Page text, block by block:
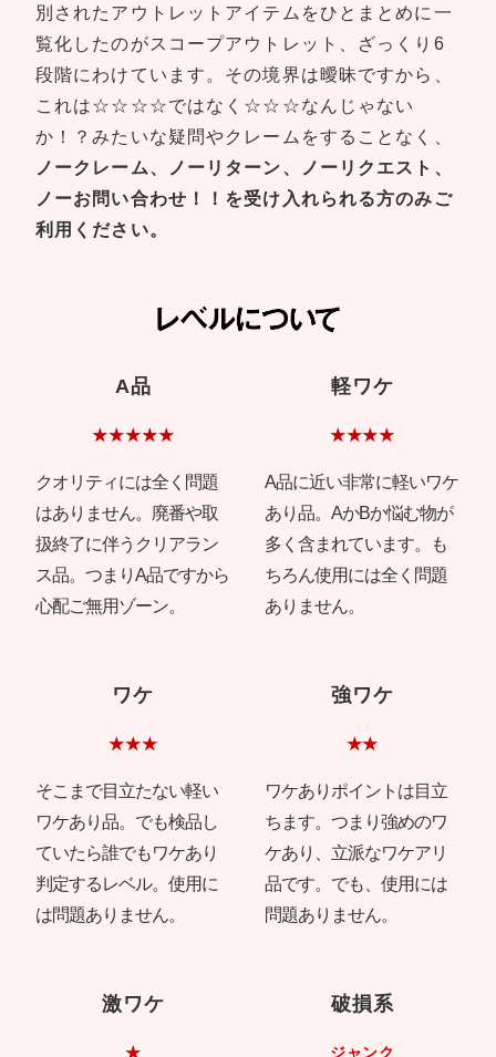
別されたアウトレットアイテムをひとまとめに一
覧化したのがスコープアウトレット、ざっくり6
段階にわけています。その境界は曖昧ですから、
これは☆☆☆☆ではなく☆☆☆なんじゃない
か！？みたいな疑問やクレームをすることなく、
ノークレーム、ノーリターン、ノーリクエスト、
ノーお問い合わせ！！を受け入れられる方のみご
利用ください。
A品
★★★★★
クオリティには全く問題
はありません。廃番や取
扱終了に伴うクリアラン
ス品。つまりA品ですから
心配ご無用ゾーン。
軽ワケ
★★★★
A品に近い非常に軽いワケ
あり品。AかBか悩む物が
多く含まれています。も
ちろん使用には全く問題
ありません。
ワケ
★★★
そこまで目立たない軽い
ワケあり品。でも検品し
ていたら誰でもワケあり
判定するレベル。使用に
は問題ありません。
強ワケ
★★
ワケありポイントは目立
ちます。つまり強めのワ
ケあり、立派なワケアリ
品です。でも、使用には
問題ありません。
激ワケ
★
破損系
ジャンク